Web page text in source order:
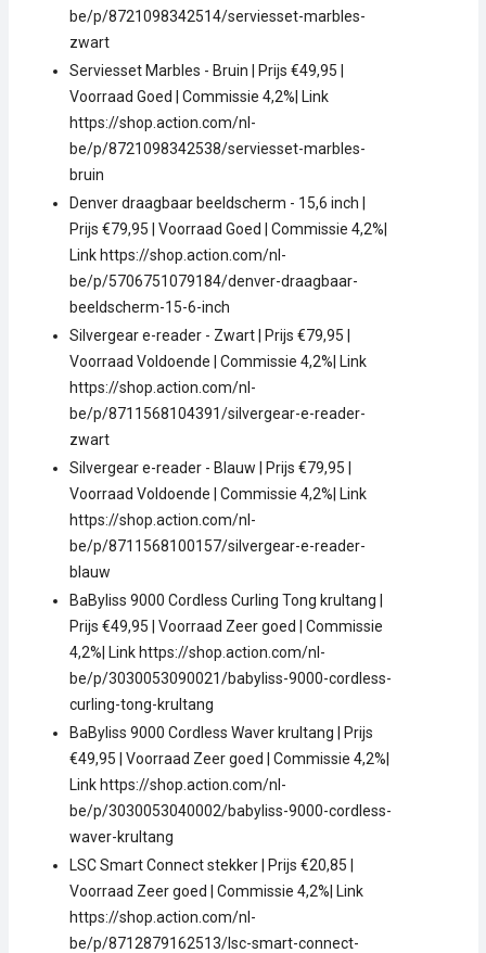
be/p/8721098342514/serviesset-marbles-
zwart
Serviesset Marbles - Bruin | Prijs €49,95 |
Voorraad Goed | Commissie 4,2%| Link
https://shop.action.com/nl-
be/p/8721098342538/serviesset-marbles-
bruin
Denver draagbaar beeldscherm - 15,6 inch |
Prijs €79,95 | Voorraad Goed | Commissie 4,2%|
Link https://shop.action.com/nl-
be/p/5706751079184/denver-draagbaar-
beeldscherm-15-6-inch
Silvergear e-reader - Zwart | Prijs €79,95 |
Voorraad Voldoende | Commissie 4,2%| Link
https://shop.action.com/nl-
be/p/8711568104391/silvergear-e-reader-
zwart
Silvergear e-reader - Blauw | Prijs €79,95 |
Voorraad Voldoende | Commissie 4,2%| Link
https://shop.action.com/nl-
be/p/8711568100157/silvergear-e-reader-
blauw
BaByliss 9000 Cordless Curling Tong krultang |
Prijs €49,95 | Voorraad Zeer goed | Commissie
4,2%| Link https://shop.action.com/nl-
be/p/3030053090021/babyliss-9000-cordless-
curling-tong-krultang
BaByliss 9000 Cordless Waver krultang | Prijs
€49,95 | Voorraad Zeer goed | Commissie 4,2%|
Link https://shop.action.com/nl-
be/p/3030053040002/babyliss-9000-cordless-
waver-krultang
LSC Smart Connect stekker | Prijs €20,85 |
Voorraad Zeer goed | Commissie 4,2%| Link
https://shop.action.com/nl-
be/p/8712879162513/lsc-smart-connect-